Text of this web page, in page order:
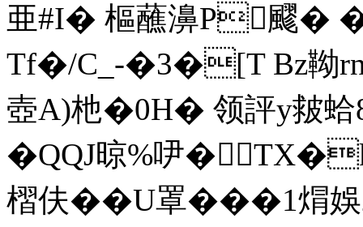
亜#I� 樞蘸濞P飂�
Tf�/C_-�3�[T Bz靿
壺A)杝�0H� 领評y皳
�QQJ晾%吚
槢伕��U罩�� �1焨娛2